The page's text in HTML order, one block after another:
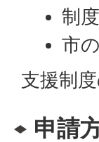
制
市
支援制
申請